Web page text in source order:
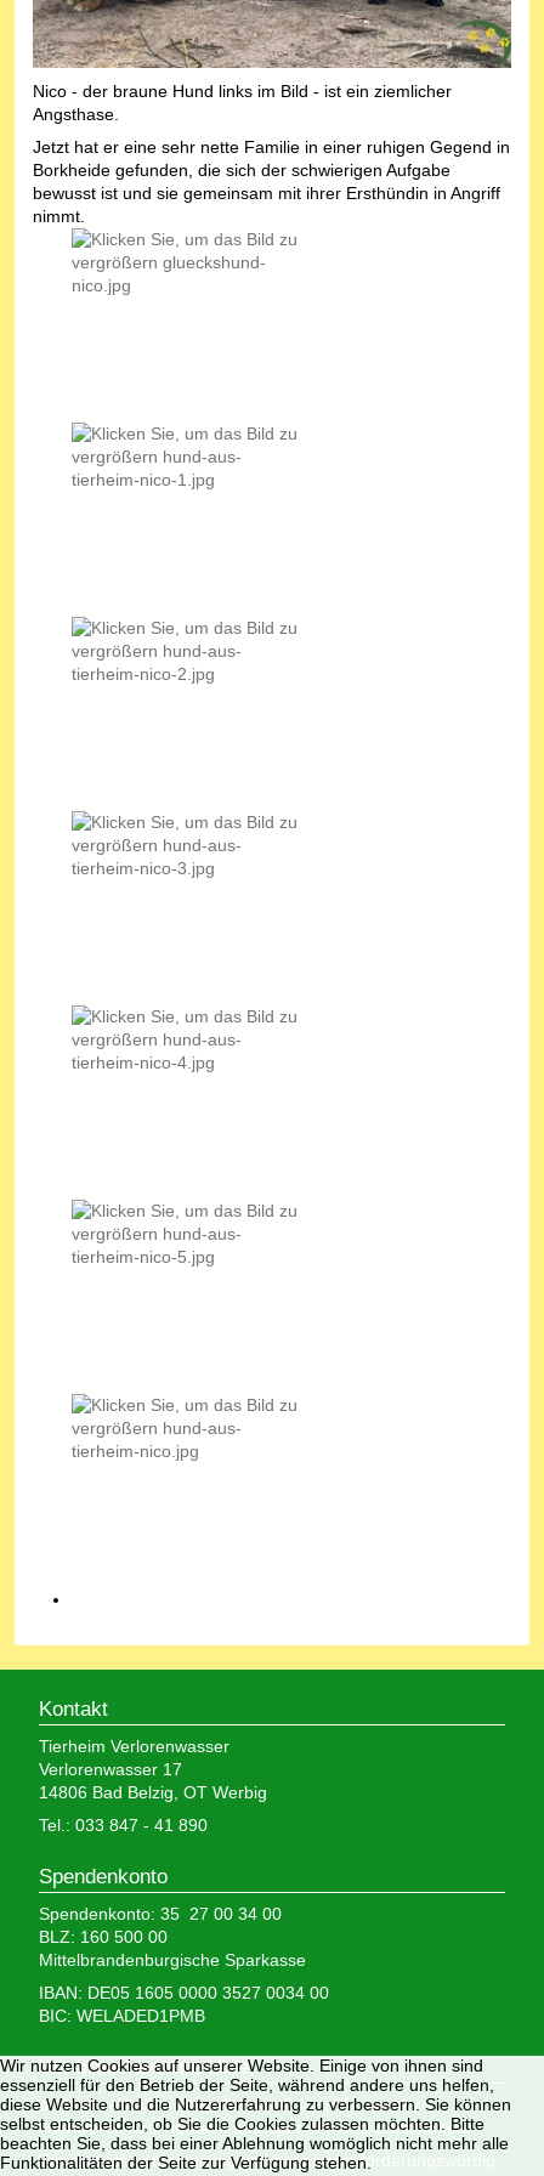
Nico - der braune Hund links im Bild - ist ein ziemlicher
Angsthase.
Jetzt hat er eine sehr nette Familie in einer ruhigen Gegend in
Borkheide gefunden, die sich der schwierigen Aufgabe
bewusst ist und sie gemeinsam mit ihrer Ersthündin in Angriff
nimmt.
Kontakt
Tierheim Verlorenwasser
Verlorenwasser 17
14806 Bad Belzig, OT Werbig
Tel.: 033 847 - 41 890
Spendenkonto
Spendenkonto: 35 27 00 34 00
BLZ: 160 500 00
Mittelbrandenburgische Sparkasse
IBAN: DE05 1605 0000 3527 0034 00
BIC: WELADED1PMB
Wir brauchen Ihre Hilfe,
denn wir erhalten keinerlei staatliche Hilfe, sondern
finanzieren das Tierheim aus Spenden und Erbschaften.
Wir sind als gemeinnützig und besonders förderungswürdig
Wir nutzen Cookies auf unserer Website. Einige von ihnen sind
essenziell für den Betrieb der Seite, während andere uns helfen,
diese Website und die Nutzererfahrung zu verbessern. Sie können
selbst entscheiden, ob Sie die Cookies zulassen möchten. Bitte
beachten Sie, dass bei einer Ablehnung womöglich nicht mehr alle
Funktionalitäten der Seite zur Verfügung stehen.